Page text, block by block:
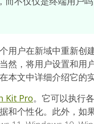
用户在新域中重新创
然，将用户设置和用
本文中详细介绍它的实
Kit Pro。它可以执行
和个性化。此外，如